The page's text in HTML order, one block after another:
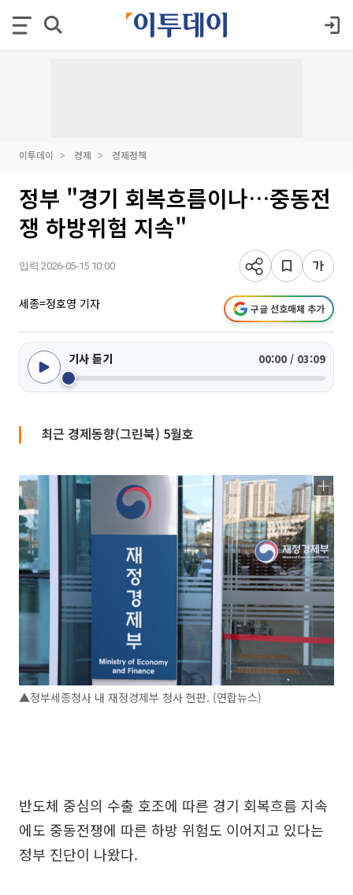
이투데이 경제 경제정책
정부 "경기 회복흐름이나…중동전
쟁 하방위험 지속"
입력 2026-05-15 10:00
세종=정호영 기자 구글 선호매체 추가
기사 듣기 00:00 / 03:09
최근 경제동향(그린북) 5월호
▲정부세종청사 내 재정경제부 청사 현판. (연합뉴스)
반도체 중심의 수출 호조에 따른 경기 회복흐름 지속
에도 중동전쟁에 따른 하방 위험도 이어지고 있다는
정부 진단이 나왔다.